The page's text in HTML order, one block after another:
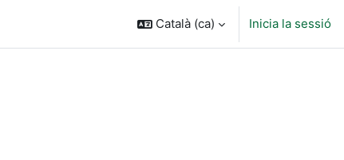
Català ‎(ca)‎ Inicia la sessió